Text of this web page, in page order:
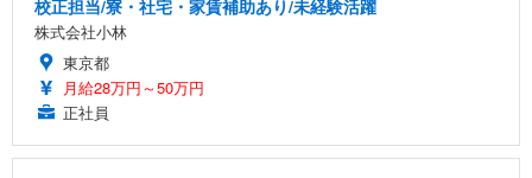
校正担当/寮・社宅・家賃補助あり/未経験活躍
株式会社小林
東京都
月給28万円～50万円
正社員